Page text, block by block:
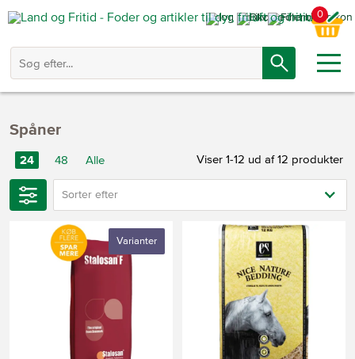
0
Spåner
Viser 1-12 ud af 12 produkter
24 48 Alle
Sorter efter
Varianter